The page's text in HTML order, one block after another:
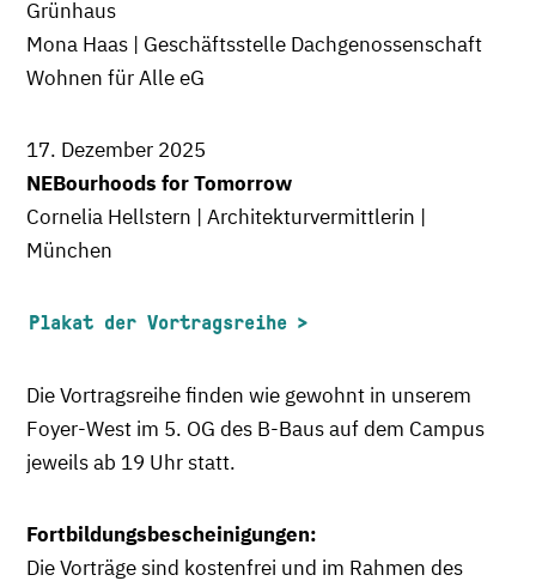
Grünhaus
Mona Haas | Geschäftsstelle Dachgenossenschaft
Wohnen für Alle eG
17. Dezember 2025
NEBourhoods for Tomorrow
Cornelia Hellstern | Architekturvermittlerin |
München
Plakat der Vortragsreihe
Die Vortragsreihe finden wie gewohnt in unserem
Foyer-West im 5. OG des B-Baus auf dem Campus
jeweils ab 19 Uhr statt.
Fortbildungsbescheinigungen:
Die Vorträge sind kostenfrei und im Rahmen des